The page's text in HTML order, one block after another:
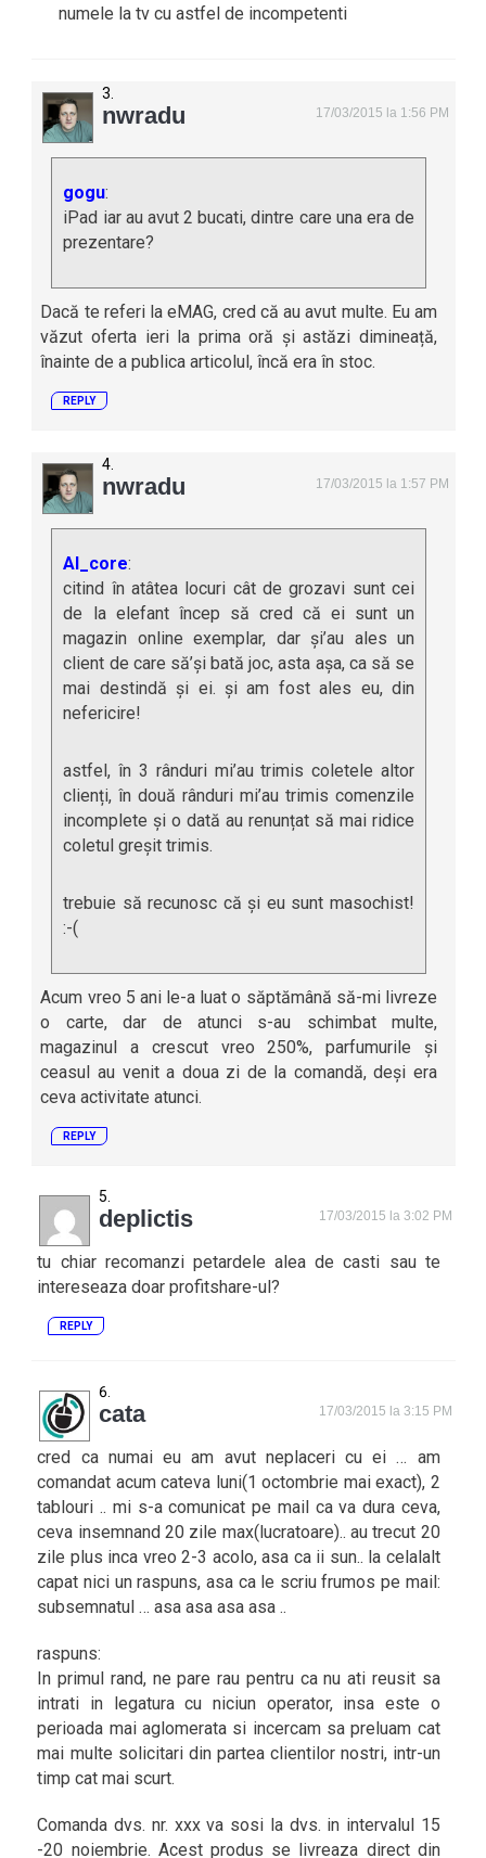
numele la tv cu astfel de incompetenti
nwradu 17/03/2015 la 1:56 PM
gogu:
iPad iar au avut 2 bucati, dintre care una era de
prezentare?
Dacă te referi la eMAG, cred că au avut multe. Eu am
văzut oferta ieri la prima oră și astăzi dimineață,
înainte de a publica articolul, încă era în stoc.
REPLY
nwradu 17/03/2015 la 1:57 PM
AI_core:
citind în atâtea locuri cât de grozavi sunt cei
de la elefant încep să cred că ei sunt un
magazin online exemplar, dar și’au ales un
client de care să’și bată joc, asta așa, ca să se
mai destindă și ei. și am fost ales eu, din
nefericire!
astfel, în 3 rânduri mi’au trimis coletele altor
clienți, în două rânduri mi’au trimis comenzile
incomplete și o dată au renunțat să mai ridice
coletul greșit trimis.
trebuie să recunosc că și eu sunt masochist!
:-(
Acum vreo 5 ani le-a luat o săptămână să-mi livreze
o carte, dar de atunci s-au schimbat multe,
magazinul a crescut vreo 250%, parfumurile și
ceasul au venit a doua zi de la comandă, deși era
ceva activitate atunci.
REPLY
deplictis 17/03/2015 la 3:02 PM
tu chiar recomanzi petardele alea de casti sau te
intereseaza doar profitshare-ul?
REPLY
cata 17/03/2015 la 3:15 PM
cred ca numai eu am avut neplaceri cu ei … am
comandat acum cateva luni(1 octombrie mai exact), 2
tablouri .. mi s-a comunicat pe mail ca va dura ceva,
ceva insemnand 20 zile max(lucratoare).. au trecut 20
zile plus inca vreo 2-3 acolo, asa ca ii sun.. la celalalt
capat nici un raspuns, asa ca le scriu frumos pe mail:
subsemnatul … asa asa asa asa ..
raspuns:
In primul rand, ne pare rau pentru ca nu ati reusit sa
intrati in legatura cu niciun operator, insa este o
perioada mai aglomerata si incercam sa preluam cat
mai multe solicitari din partea clientilor nostri, intr-un
timp cat mai scurt.
Comanda dvs. nr. xxx va sosi la dvs. in intervalul 15
-20 noiembrie. Acest produs se livreaza direct din